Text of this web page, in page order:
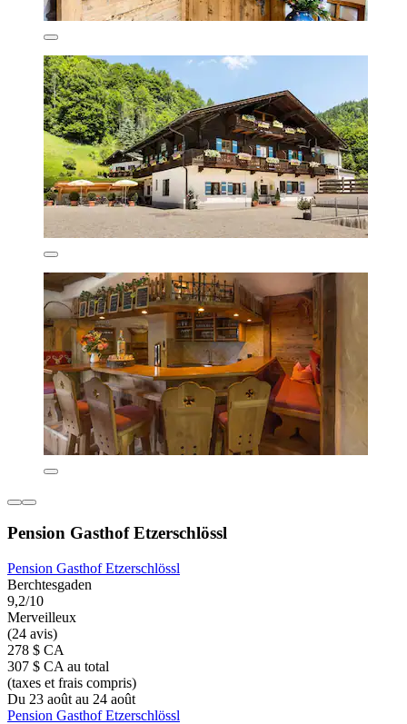
Pension Gasthof Etzerschlössl
Pension Gasthof Etzerschlössl
Berchtesgaden
9,2/10
Merveilleux
(24 avis)
278 $ CA
307 $ CA au total
(taxes et frais compris)
Du 23 août au 24 août
Pension Gasthof Etzerschlössl